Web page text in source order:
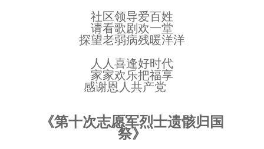
社区领导爱百姓
请看歌剧欢一堂
探望老弱病残暖洋洋
人人喜逢好时代
家家欢乐把福享
感谢恩人共产党
《第十次志愿军烈士遗骸归国
祭》